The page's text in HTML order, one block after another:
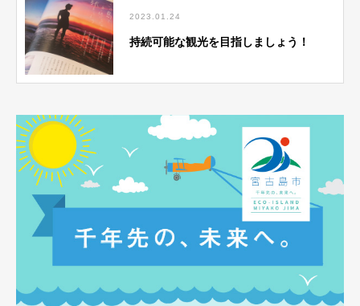
2023.01.24
持続可能な観光を目指しましょう！